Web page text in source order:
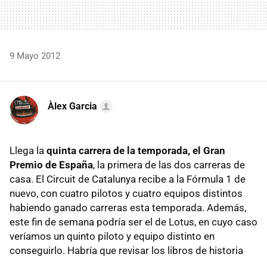
9 Mayo 2012
Àlex Garcia
Llega la quinta carrera de la temporada, el Gran
Premio de España, la primera de las dos carreras de
casa. El Circuit de Catalunya recibe a la Fórmula 1 de
nuevo, con cuatro pilotos y cuatro equipos distintos
habiendo ganado carreras esta temporada. Además,
este fin de semana podría ser el de Lotus, en cuyo caso
veríamos un quinto piloto y equipo distinto en
conseguirlo. Habría que revisar los libros de historia